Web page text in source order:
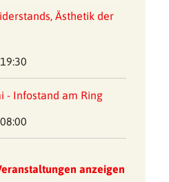
Ästhetik der
- Infostand am Ring
anzeigen